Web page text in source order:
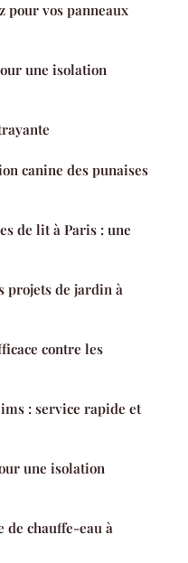
pour vos panneaux
une isolation
canine des punaises
de lit à Paris : une
projets de jardin à
contre les
: service rapide et
une isolation
de chauffe-eau à